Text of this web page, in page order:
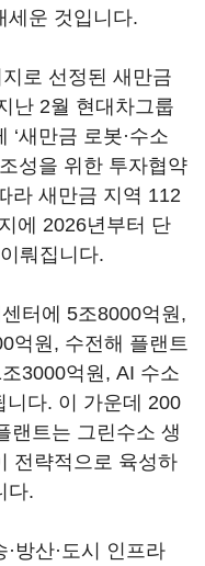
세운 것입니다.
로 선정된 새만금
난 2월 현대차그룹
새만금 로봇·수소
성을 위한 투자협약
라 새만금 지역 112
에 2026년부터 단
뤄집니다.
터에 5조8000억원,
억원, 수전해 플랜트
3000억원, AI 수소
니다. 이 가운데 200
랜트는 그린수소 생
전략적으로 육성하
다.
방산·도시 인프라